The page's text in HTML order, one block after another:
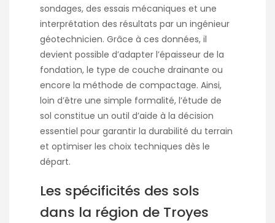
sondages, des essais mécaniques et une
interprétation des résultats par un ingénieur
géotechnicien. Grâce à ces données, il
devient possible d’adapter l’épaisseur de la
fondation, le type de couche drainante ou
encore la méthode de compactage. Ainsi,
loin d’être une simple formalité, l’étude de
sol constitue un outil d’aide à la décision
essentiel pour garantir la durabilité du terrain
et optimiser les choix techniques dès le
départ.
Les spécificités des sols
dans la région de Troyes